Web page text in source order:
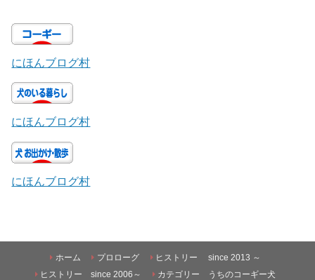
にほんブログ村
にほんブログ村
にほんブログ村
ホーム プロローグ
ヒストリー since 2013 ～
ヒストリー since 2006～
カテゴリー うちのコーギー犬